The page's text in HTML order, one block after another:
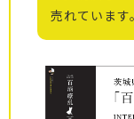
売れています。